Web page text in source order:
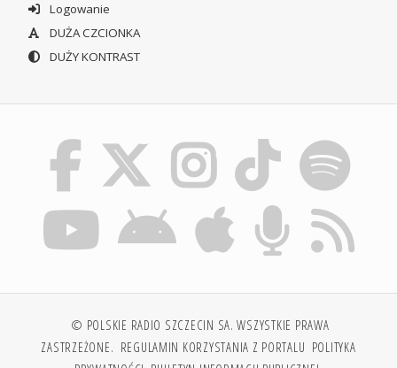
Logowanie
DUŻA CZCIONKA
DUŻY KONTRAST
© POLSKIE RADIO SZCZECIN SA. WSZYSTKIE PRAWA
ZASTRZEŻONE. REGULAMIN KORZYSTANIA Z PORTALU POLITYKA